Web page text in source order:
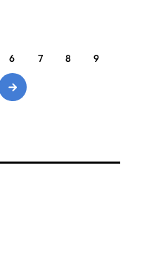
6 7 8 9